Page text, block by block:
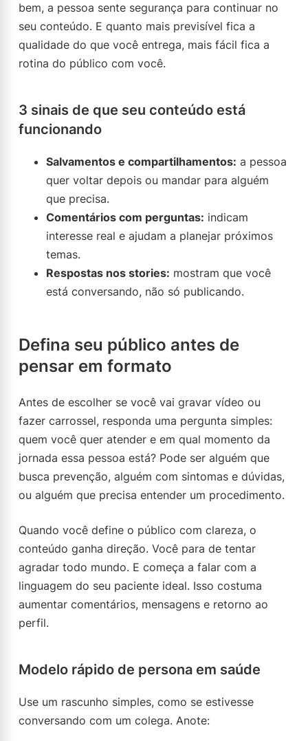
bem, a pessoa sente segurança para continuar no
seu conteúdo. E quanto mais previsível fica a
qualidade do que você entrega, mais fácil fica a
rotina do público com você.
3 sinais de que seu conteúdo está
funcionando
Salvamentos e compartilhamentos: a pessoa
quer voltar depois ou mandar para alguém
que precisa.
Comentários com perguntas: indicam
interesse real e ajudam a planejar próximos
temas.
Respostas nos stories: mostram que você
está conversando, não só publicando.
Defina seu público antes de
pensar em formato
Antes de escolher se você vai gravar vídeo ou
fazer carrossel, responda uma pergunta simples:
quem você quer atender e em qual momento da
jornada essa pessoa está? Pode ser alguém que
busca prevenção, alguém com sintomas e dúvidas,
ou alguém que precisa entender um procedimento.
Quando você define o público com clareza, o
conteúdo ganha direção. Você para de tentar
agradar todo mundo. E começa a falar com a
linguagem do seu paciente ideal. Isso costuma
aumentar comentários, mensagens e retorno ao
perfil.
Modelo rápido de persona em saúde
Use um rascunho simples, como se estivesse
conversando com um colega. Anote: